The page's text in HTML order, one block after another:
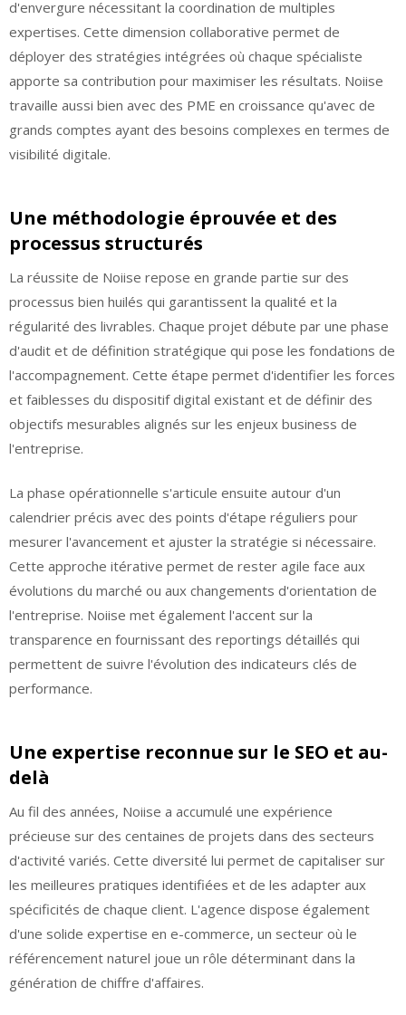
d'envergure nécessitant la coordination de multiples
expertises. Cette dimension collaborative permet de
déployer des stratégies intégrées où chaque spécialiste
apporte sa contribution pour maximiser les résultats. Noiise
travaille aussi bien avec des PME en croissance qu'avec de
grands comptes ayant des besoins complexes en termes de
visibilité digitale.
Une méthodologie éprouvée et des
processus structurés
La réussite de Noiise repose en grande partie sur des
processus bien huilés qui garantissent la qualité et la
régularité des livrables. Chaque projet débute par une phase
d'audit et de définition stratégique qui pose les fondations de
l'accompagnement. Cette étape permet d'identifier les forces
et faiblesses du dispositif digital existant et de définir des
objectifs mesurables alignés sur les enjeux business de
l'entreprise.
La phase opérationnelle s'articule ensuite autour d'un
calendrier précis avec des points d'étape réguliers pour
mesurer l'avancement et ajuster la stratégie si nécessaire.
Cette approche itérative permet de rester agile face aux
évolutions du marché ou aux changements d'orientation de
l'entreprise. Noiise met également l'accent sur la
transparence en fournissant des reportings détaillés qui
permettent de suivre l'évolution des indicateurs clés de
performance.
Une expertise reconnue sur le SEO et au-
delà
Au fil des années, Noiise a accumulé une expérience
précieuse sur des centaines de projets dans des secteurs
d'activité variés. Cette diversité lui permet de capitaliser sur
les meilleures pratiques identifiées et de les adapter aux
spécificités de chaque client. L'agence dispose également
d'une solide expertise en e-commerce, un secteur où le
référencement naturel joue un rôle déterminant dans la
génération de chiffre d'affaires.